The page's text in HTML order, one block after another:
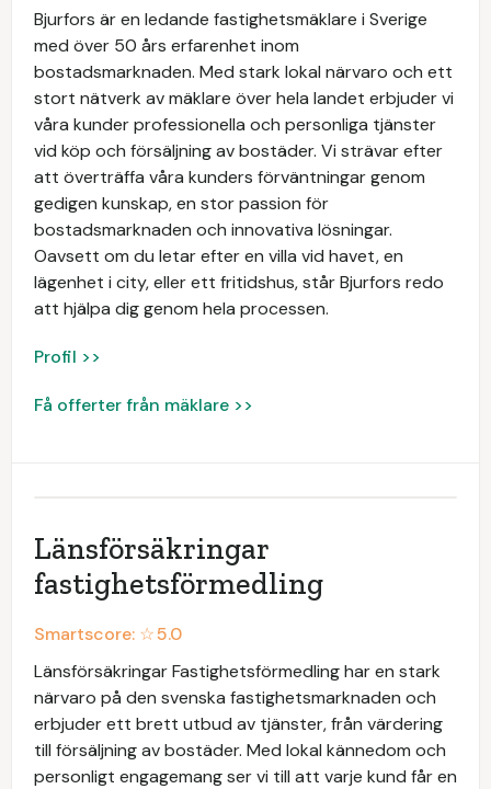
Bjurfors är en ledande fastighetsmäklare i Sverige
med över 50 års erfarenhet inom
bostadsmarknaden. Med stark lokal närvaro och ett
stort nätverk av mäklare över hela landet erbjuder vi
våra kunder professionella och personliga tjänster
vid köp och försäljning av bostäder. Vi strävar efter
att överträffa våra kunders förväntningar genom
gedigen kunskap, en stor passion för
bostadsmarknaden och innovativa lösningar.
Oavsett om du letar efter en villa vid havet, en
lägenhet i city, eller ett fritidshus, står Bjurfors redo
att hjälpa dig genom hela processen.
Profil >>
Få offerter från mäklare >>
Länsförsäkringar
fastighetsförmedling
Smartscore: ☆5.0
Länsförsäkringar Fastighetsförmedling har en stark
närvaro på den svenska fastighetsmarknaden och
erbjuder ett brett utbud av tjänster, från värdering
till försäljning av bostäder. Med lokal kännedom och
personligt engagemang ser vi till att varje kund får en